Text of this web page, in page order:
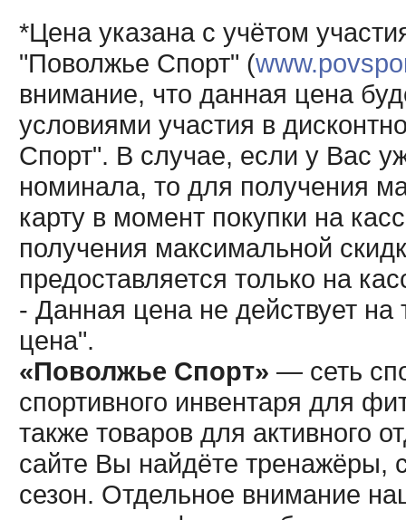
*Цена указана с учётом
"Поволжье Спорт" (
внимание, что данная цена
условиями участия в
Спорт". В случае, если у Вас
номинала, то для получения
карту в момент покупки на
получения максимальной
предоставляется только на
- Данная цена не действует
цена".
«Поволжье Спорт» — сеть
спортивного инвентаря для
также товаров для активного
сайте Вы найдёте тренажёры,
сезон. Отдельное внимание